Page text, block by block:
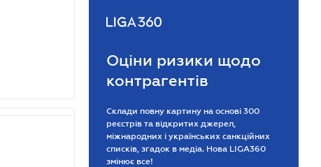
Оціни ризики щодо
контрагентів
Склади повну картину на основі 300
реєстрів та відкритих джерел,
міжнародних і українських санкційних
списків, згадок в медіа. Нова LIGA360
змінює все!